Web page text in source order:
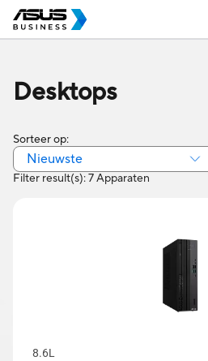
Desktops
Filter result(s): 7 Apparaten
Sorteer op:
Nieuwste
8.6L